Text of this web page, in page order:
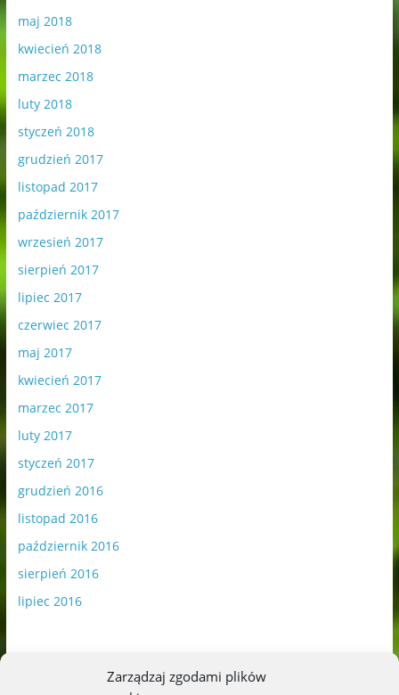
Zarządzaj zgodami plików
maj 2018
kwiecień 2018
marzec 2018
luty 2018
styczeń 2018
grudzień 2017
listopad 2017
październik 2017
wrzesień 2017
sierpień 2017
lipiec 2017
czerwiec 2017
maj 2017
kwiecień 2017
marzec 2017
luty 2017
styczeń 2017
grudzień 2016
listopad 2016
październik 2016
sierpień 2016
lipiec 2016